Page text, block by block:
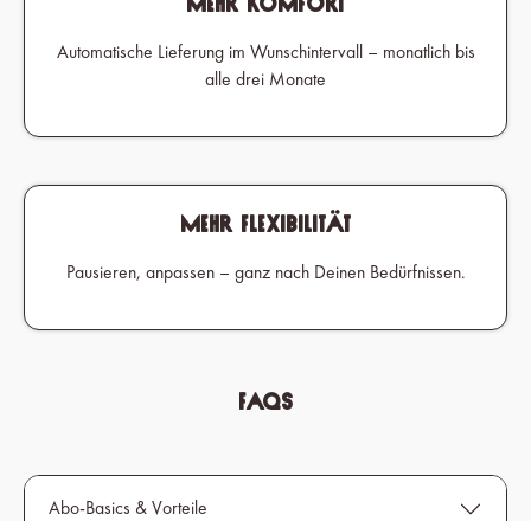
Automatische Lieferung im Wunschintervall – monatlich bis
alle drei Monate
Mehr Flexibilität
Pausieren, anpassen – ganz nach Deinen Bedürfnissen.
FAQs
Abo-Basics & Vorteile